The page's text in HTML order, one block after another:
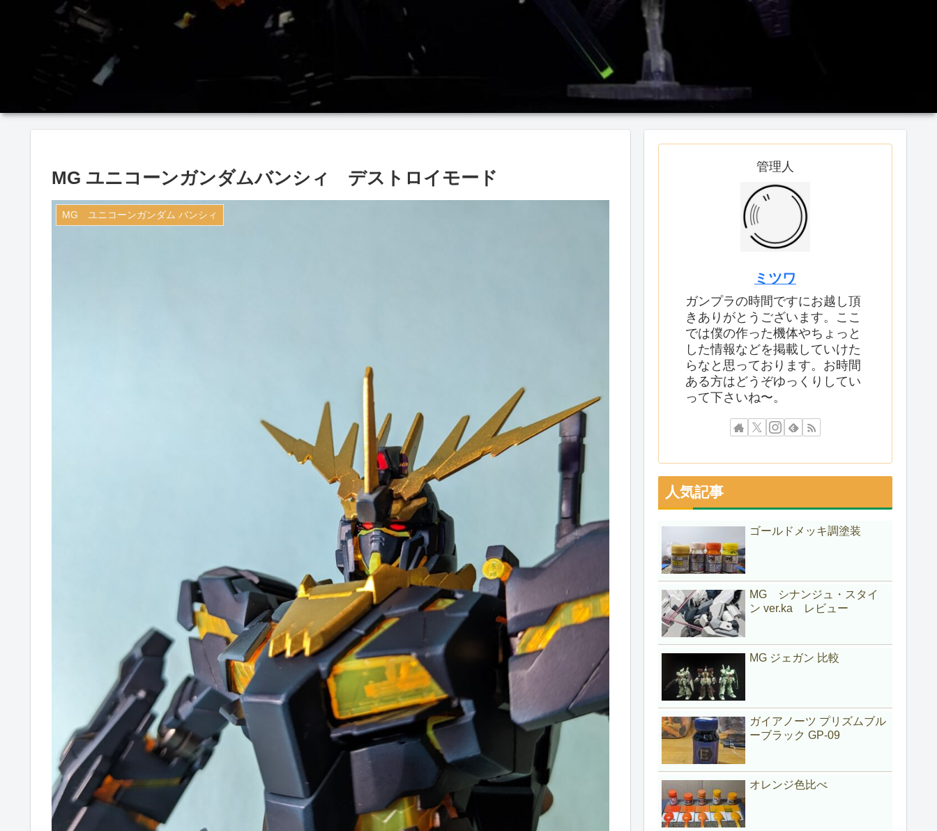
MG ユニコーンガンダムバンシィ デストロイモード
MG ユニコーンガンダム バンシィ
管理人
ミツワ
ガンプラの時間ですにお越し頂
きありがとうございます。ここ
では僕の作った機体やちょっと
した情報などを掲載していけた
らなと思っております。お時間
ある方はどうぞゆっくりしてい
って下さいね〜。
人気記事
ゴールドメッキ調塗装
MG シナンジュ・スタイ
ン ver.ka レビュー
MG ジェガン 比較
ガイアノーツ プリズムブル
ーブラック GP-09
オレンジ色比べ